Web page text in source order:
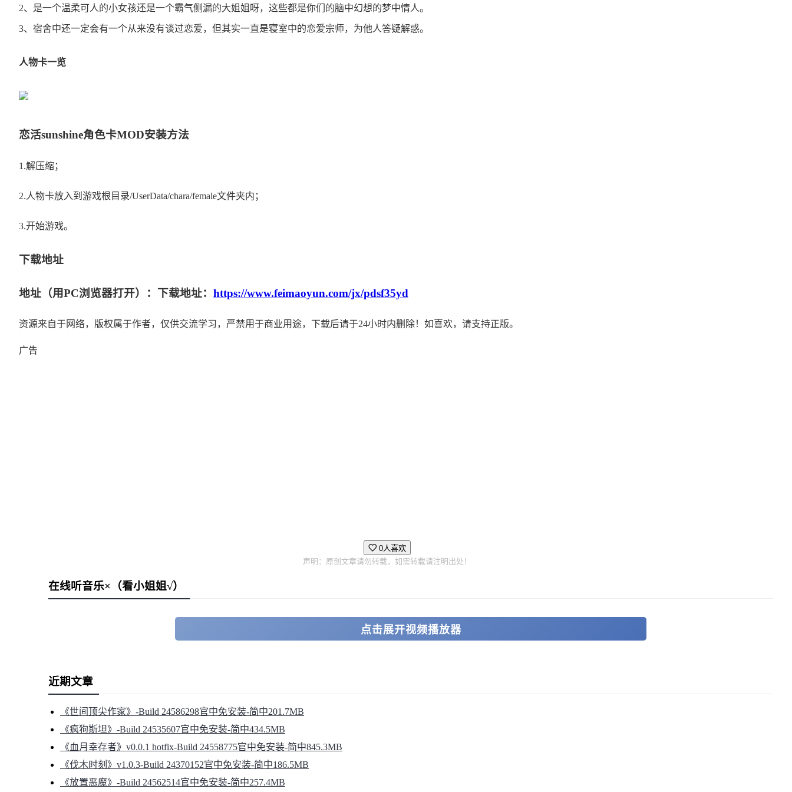
2、是一个温柔可人的小女孩还是一个霸气侧漏的大姐姐呀，这些都是你们的脑中幻想的梦中情人。
3、宿舍中还一定会有一个从来没有谈过恋爱，但其实一直是寝室中的恋爱宗师，为他人答疑解惑。
人物卡一览
恋活sunshine角色卡MOD安装方法
1.解压缩；
2.人物卡放入到游戏根目录/UserData/chara/female文件夹内；
3.开始游戏。
下载地址
地址（用PC浏览器打开）：下载地址： https://www.feimaoyun.com/jx/pdsf35yd
资源来自于网络，版权属于作者，仅供交流学习，严禁用于商业用途，下载后请于24小时内删除！如喜欢，请支持正版。
广告
0人喜欢
声明：原创文章请勿转载，如需转载请注明出处！
在线听音乐×（看小姐姐√）
点击展开视频播放器
近期文章
《世间顶尖作家》-Build 24586298官中免安装-简中201.7MB
《疯狗斯坦》-Build 24535607官中免安装-简中434.5MB
《血月幸存者》v0.0.1 hotfix-Build 24558775官中免安装-简中845.3MB
《伐木时刻》v1.0.3-Build 24370152官中免安装-简中186.5MB
《放置恶魔》-Build 24562514官中免安装-简中257.4MB